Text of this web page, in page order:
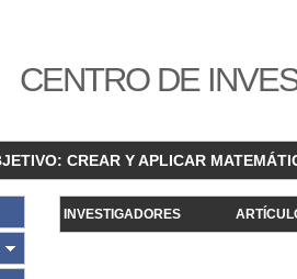
CENTRO DE
CREAR Y APLICAR
INVESTIGADORES